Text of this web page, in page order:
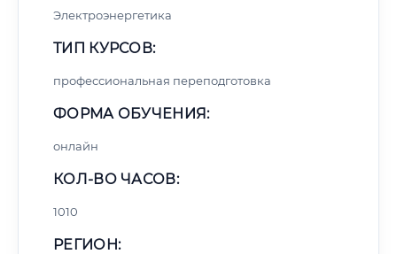
Электроэнергетика
ТИП КУРСОВ:
профессиональная переподготовка
ФОРМА ОБУЧЕНИЯ:
онлайн
КОЛ-ВО ЧАСОВ:
1010
РЕГИОН: